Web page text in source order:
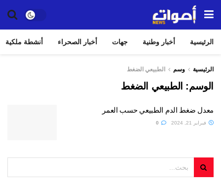
الرئيسية أخبار وطنية جهات أخبار الصحراء أنشطة ملكية
الرئيسية وسم الطبيعي الضغط
الوسم: الطبيعي الضغط
معدل ضغط الدم الطبيعي حسب العمر
فبراير 21, 2024